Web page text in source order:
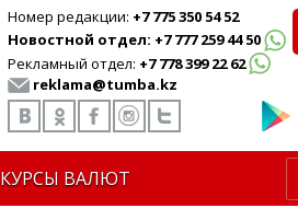
Номер редакции: +7 775 350 54 52
Новостной отдел: +7 777 259 44 50
Рекламный отдел: +7 778 399 22 62
reklama@tumba.kz
КУРСЫ ВАЛЮТ